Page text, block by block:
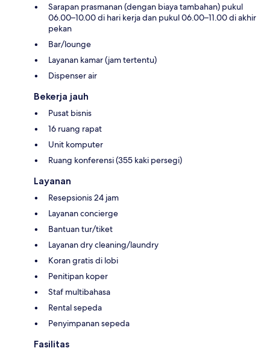
Sarapan prasmanan (dengan biaya tambahan) pukul
06.00–10.00 di hari kerja dan pukul 06.00–11.00 di akhir
pekan
Bar/lounge
Layanan kamar (jam tertentu)
Dispenser air
Bekerja jauh
Pusat bisnis
16 ruang rapat
Unit komputer
Ruang konferensi (355 kaki persegi)
Layanan
Resepsionis 24 jam
Layanan concierge
Bantuan tur/tiket
Layanan dry cleaning/laundry
Koran gratis di lobi
Penitipan koper
Staf multibahasa
Rental sepeda
Penyimpanan sepeda
Fasilitas